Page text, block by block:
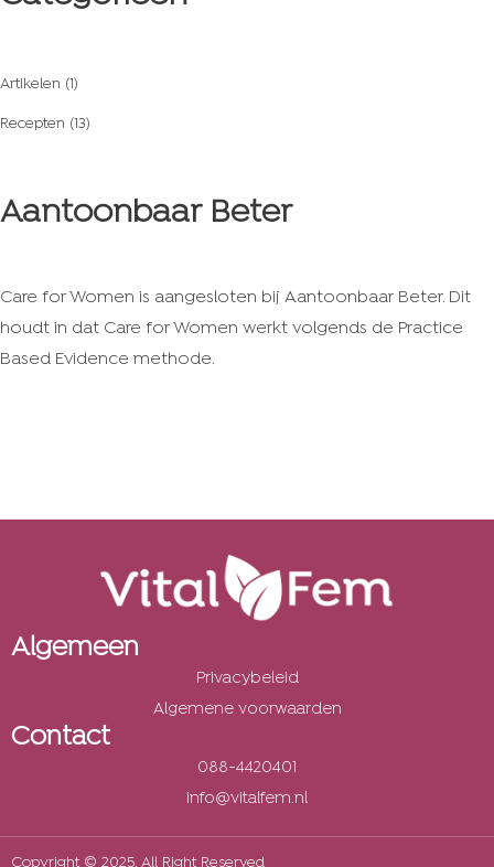
Artikelen (1)
Recepten (13)
Aantoonbaar Beter
Care for Women is aangesloten bij Aantoonbaar Beter. Dit
houdt in dat Care for Women werkt volgends de Practice
Based Evidence methode.
Algemeen
Privacybeleid
Algemene voorwaarden
Contact
088-4420401
info@vitalfem.nl